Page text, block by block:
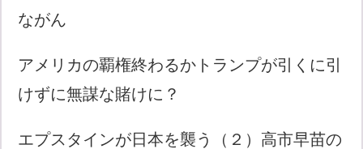
ながん
アメリカの覇権終わるかトランプが引くに引
けずに無謀な賭けに？
エプスタインが日本を襲う（２）高市早苗の